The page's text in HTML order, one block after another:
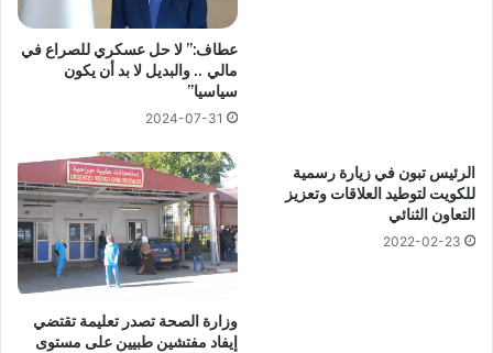
عطاف:” لا حل عسكري للصراع في
مالي .. والبديل لا بد أن يكون
سياسيا”
2024-07-31
الرئيس تبون في زيارة رسمية
للكويت لتوطيد العلاقات وتعزيز
التعاون الثنائي
2022-02-23
وزارة الصحة تصدر تعليمة تقتضي
إيفاد مفتشين طبيين على مستوى